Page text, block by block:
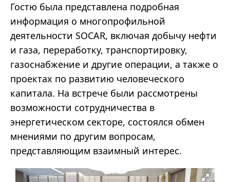
Гостю была представлена подробная
информация о многопрофильной
деятельности SOCAR, включая добычу нефти
и газа, переработку, транспортировку,
газоснабжение и другие операции, а также о
проектах по развитию человеческого
капитала. На встрече были рассмотрены
возможности сотрудничества в
энергетическом секторе, состоялся обмен
мнениями по другим вопросам,
представляющим взаимный интерес.